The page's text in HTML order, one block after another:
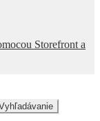
Storefront a